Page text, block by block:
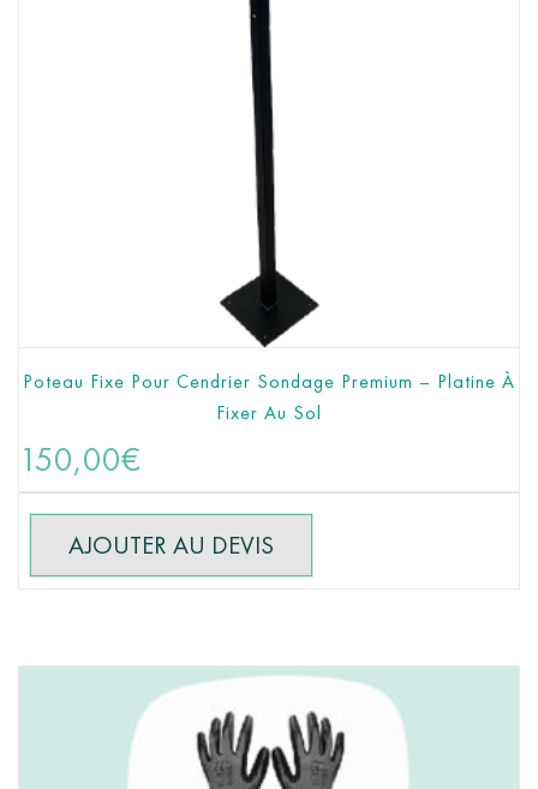
Poteau Fixe Pour Cendrier Sondage Premium – Platine À
Fixer Au Sol
150,00€
AJOUTER AU DEVIS
AJOUTER AU PANIER